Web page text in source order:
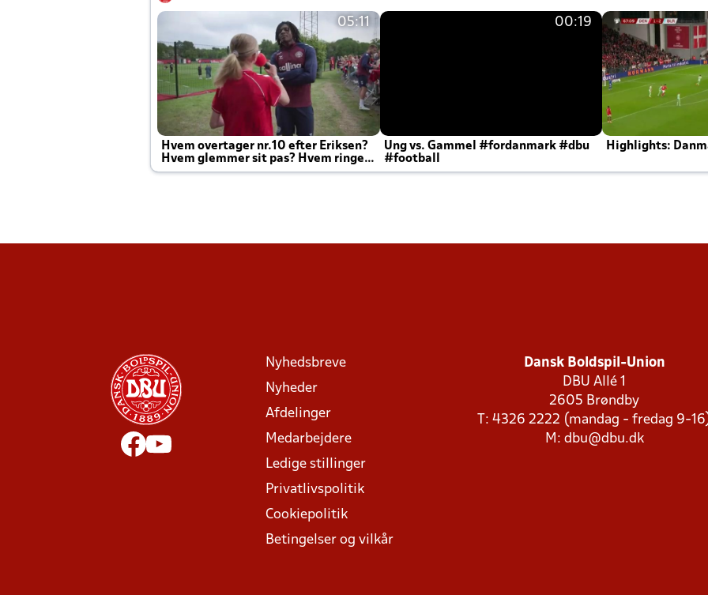
05:11
Hvem overtager nr.10 efter Eriksen?
Hvem glemmer sit pas? Hvem ringer
Joachim altid til efter kampe?
00:19
Ung vs. Gammel #fordanmark #dbu
#football
Highlights:
Nyhedsbreve
Nyheder
Afdelinger
Medarbejdere
Ledige stillinger
Privatlivspolitik
Cookiepolitik
Betingelser og vilkår
Dansk Boldspil-Union
DBU Allé 1
2605 Brøndby
T: 4326 2222 (mandag - fredag 9-
M: dbu@dbu.dk